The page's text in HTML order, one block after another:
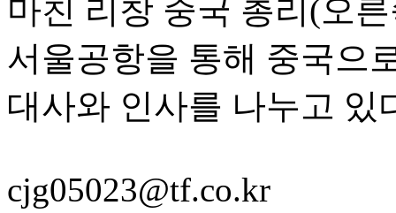
마친 리창 중국 총리(오
서울공항을 통해 중국으
대사와 인사를 나누고 있
cjg05023@tf.co.kr